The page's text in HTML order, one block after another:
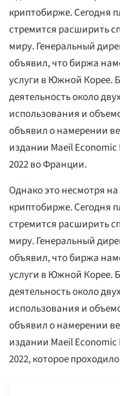
криптобирже. Сегодня
стремится расширить
миру. Генеральный
объявил, что биржа
услуги в Южной Корее.
деятельность около
использования и
объявил о намерении
издании Maeil
2022 во Франции.
Однако это несмотря
криптобирже. Сегодня
стремится расширить
миру. Генеральный
объявил, что биржа
услуги в Южной Корее.
деятельность около
использования и
объявил о намерении
издании Maeil
2022, которое